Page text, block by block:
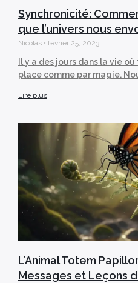
Synchronicité:
que l’univers nous
Nicolas février 25, 2023
Il y a des jours dans la vie
place comme par magie.
Lire plus
L’Animal Totem
Messages et Leçons